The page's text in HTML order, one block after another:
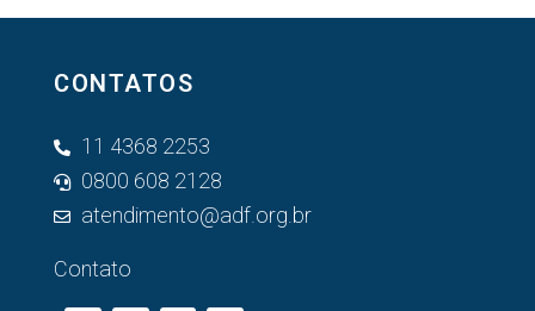
CONTATOS
11 4368 2253
0800 608 2128
atendimento@adf.org.br
Contato